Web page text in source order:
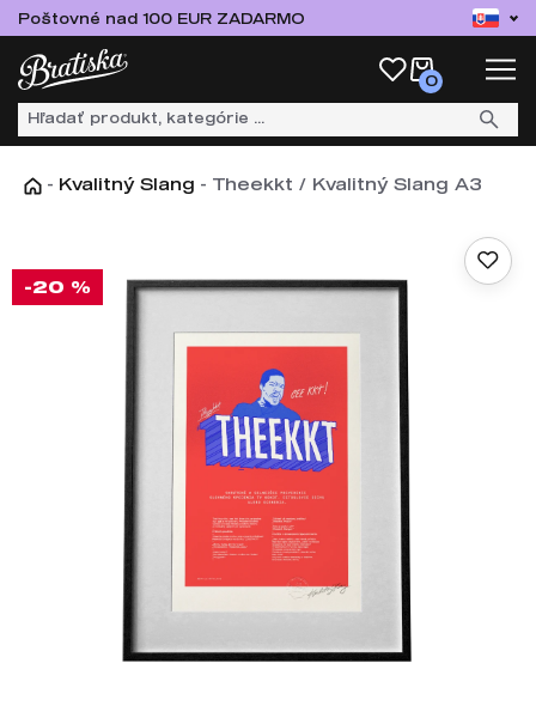
Poštovné nad 100 EUR ZADARMO
0
- Kvalitný Slang - Theekkt / Kvalitný Slang A3
-20 %